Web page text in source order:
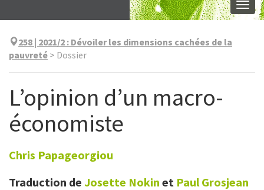
258 | 2021/2 : Dévoiler les dimensions cachées de la
pauvreté > Dossier
L’opinion d’un macro-
économiste
Chris Papageorgiou
Traduction de Josette Nokin et PaulGrosjean